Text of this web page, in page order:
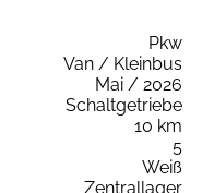
Pkw
Van / Kleinbus
Mai / 2026
Schaltgetriebe
10 km
5
Weiß
Zentrallager